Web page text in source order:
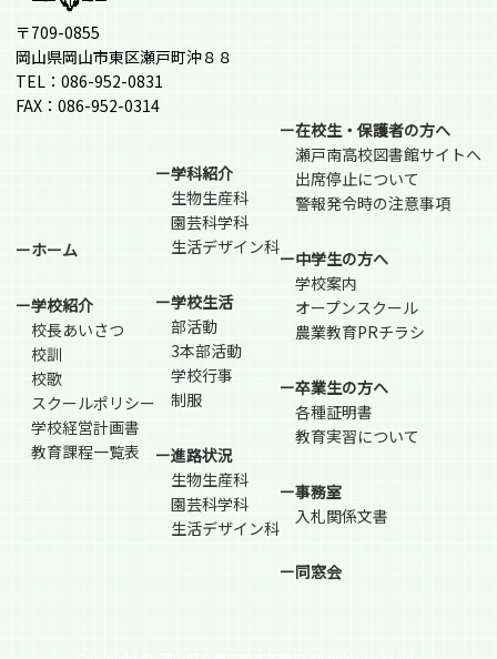
〒709-0855
岡山県岡山市東区瀬戸町沖８８
TEL：086-952-0831
FAX：086-952-0314
ーホーム
ー学校紹介
校長あいさつ
校訓
校歌
スクールポリシー
学校経営計画書
教育課程一覧表
ー学科紹介
生物生産科
園芸科学科
生活デザイン科
ー学校生活
部活動
3本部活動
学校行事
制服
ー進路状況
生物生産科
園芸科学科
生活デザイン科
ー在校生・保護者の方へ
瀬戸南高校図書館サイトへ
出席停止について
警報発令時の注意事項
ー中学生の方へ
学校案内
オープンスクール
農業教育PRチラシ
ー卒業生の方へ
各種証明書
教育実習について
ー事務室
入札関係文書
ー同窓会